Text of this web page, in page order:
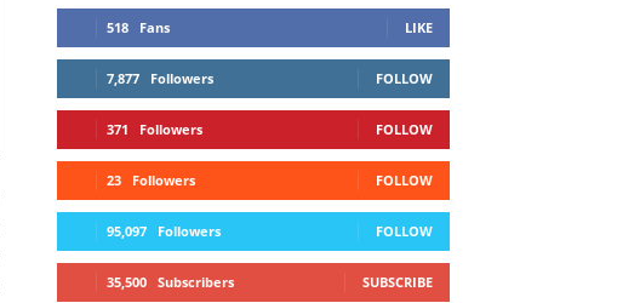
518 Fans LIKE
7,877 Followers FOLLOW
371 Followers FOLLOW
23 Followers FOLLOW
95,097 Followers FOLLOW
35,500 Subscribers SUBSCRIBE